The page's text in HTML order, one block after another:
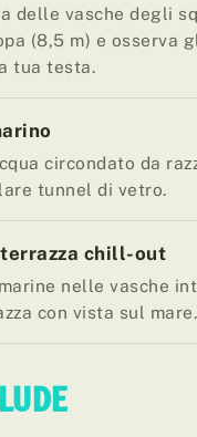
delle vasche degli
(8,5 m) e osserva
tua testa.
circondato da
tunnel di vetro.
chill-out
nelle vasche
con vista sul mare.